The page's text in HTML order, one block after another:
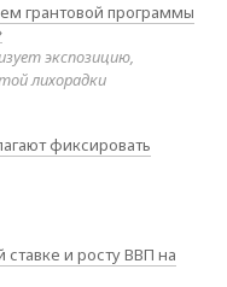
грантовой программы
экспозицию,
лихорадки
фиксировать
и росту ВВП на